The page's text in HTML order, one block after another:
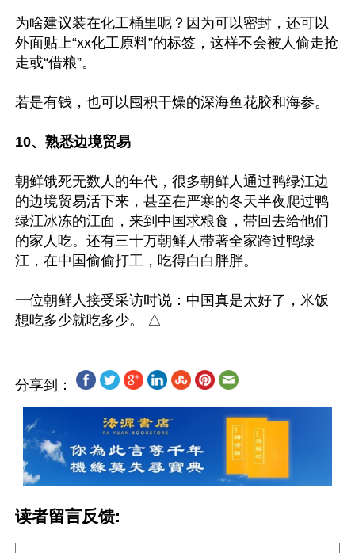
为啥建议装在化工桶里呢？因为可以密封，还可以
外面贴上“xx化工原料”的标签，这样不会被人偷走抢
走或“借粮”。
若是有钱，也可以囤积干燥的深海鱼花胶和海参。
10、熟悉边境贸易
朝鲜饿死无数人的年代，很多朝鲜人通过鸭绿江边
的边境贸易活下来，甚至在严寒的冬天半夜爬过鸭
绿江冰冻的江面，来到中国求粮食，带回去给他们
的家人吃。还有三十万朝鲜人带著全家跨过鸭绿
江，在中国偷偷打工，吃得白白胖胖。
一位朝鲜人接受采访时说：中国真是太好了，米饭
分享到：
读者留言反馈: